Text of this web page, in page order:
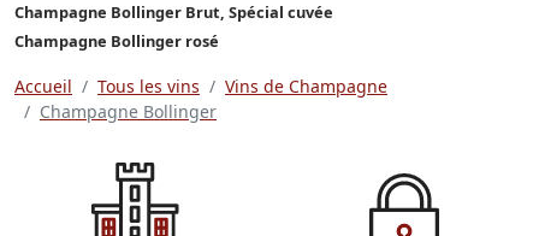
Champagne Bollinger Brut, Spécial cuvée
Champagne Bollinger rosé
Accueil Tous les vins
Vins de Champagne
Champagne Bollinger